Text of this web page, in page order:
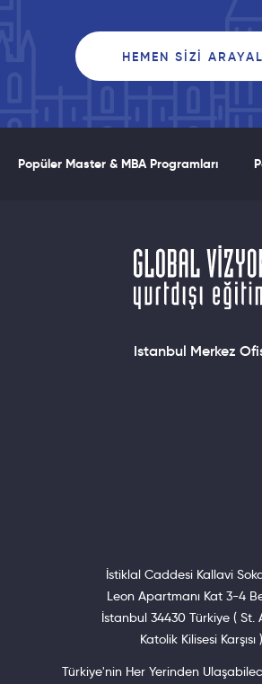
HEMEN SIZI
Popüler Master & MBA Programları
Istanbul Merkez
İstiklal Caddesi Kallavi
Leon Apartmanı Kat 3-4
İstanbul 34430 Türkiye ( St.
Katolik Kilisesi Karşısı )
Türkiye'nin Her Yerinden